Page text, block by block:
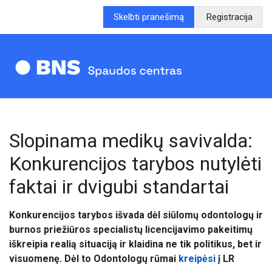
Skelbti pranešimą Registracija
Slopinama medikų savivalda:
Konkurencijos tarybos nutylėti
faktai ir dvigubi standartai
Konkurencijos tarybos išvada dėl siūlomų odontologų ir
burnos priežiūros specialistų licencijavimo pakeitimų
iškreipia realią situaciją ir klaidina ne tik politikus, bet ir
visuomenę. Dėl to Odontologų rūmai kreipėsi į LR